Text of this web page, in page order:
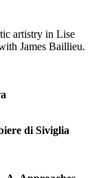
artistry in Lise
James Baillieu.
di Siviglia